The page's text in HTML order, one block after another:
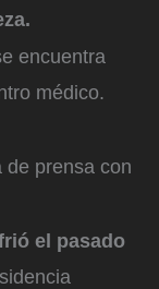
encuentra
médico.
de prensa con
el pasado